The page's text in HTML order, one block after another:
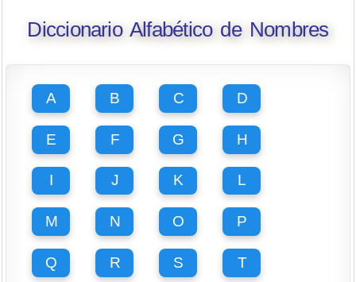
Diccionario Alfabético de Nombres
A B C D
E F G H
I J K L
M N O P
Q R S T